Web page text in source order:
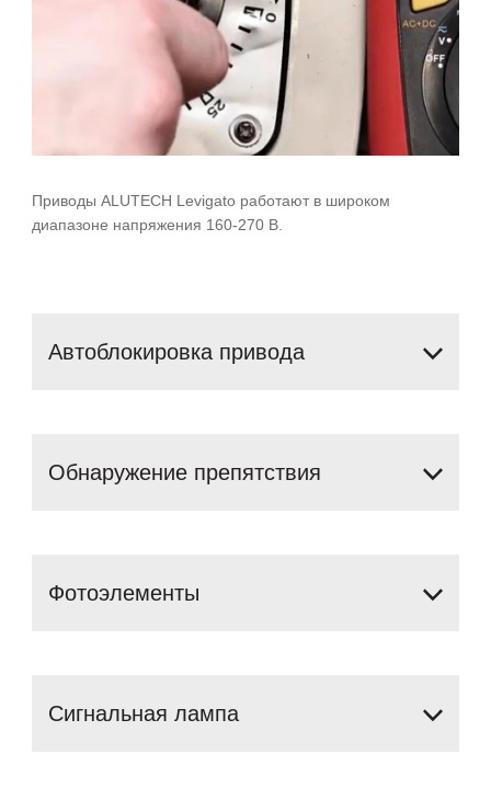
Приводы ALUTECH Levigato работают в широком
диапазоне напряжения 160-270 В.
Автоблокировка привода
Обнаружение препятствия
Фотоэлементы
Сигнальная лампа